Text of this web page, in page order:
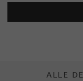
ALLE